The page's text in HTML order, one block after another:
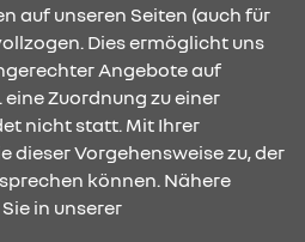
auf unseren Seiten (auch für
Dies ermöglicht uns
Angebote auf
Zuordnung zu einer
nicht statt. Mit Ihrer
dieser Vorgehensweise zu, der
können. Nähere
in unserer